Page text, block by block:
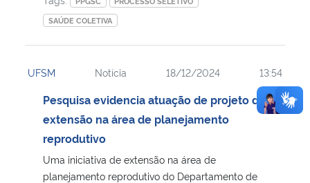
SAÚDE COLETIVA
UFSM Notícia 18/12/2024 13:54
Pesquisa evidencia atuação de projeto de
extensão na área de planejamento
reprodutivo
Uma iniciativa de extensão na área de
planejamento reprodutivo do Departamento de